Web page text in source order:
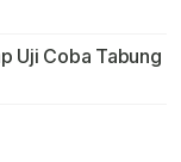
Uji Coba Tabung